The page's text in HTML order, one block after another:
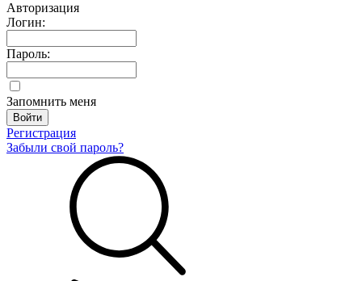
Авторизация
Логин:
Пароль:
Запомнить меня
Регистрация
Забыли свой пароль?